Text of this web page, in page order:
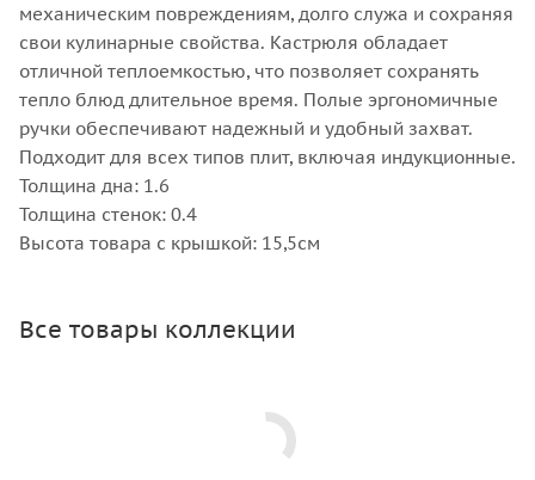
механическим повреждениям, долго служа и сохраняя
свои кулинарные свойства. Кастрюля обладает
отличной теплоемкостью, что позволяет сохранять
тепло блюд длительное время. Полые эргономичные
ручки обеспечивают надежный и удобный захват.
Подходит для всех типов плит, включая индукционные.
Толщина дна: 1.6
Толщина стенок: 0.4
Высота товара с крышкой: 15,5см
Все товары коллекции